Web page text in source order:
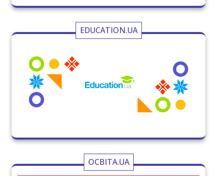
EDUCATION.UA
ОСВІТА.UA